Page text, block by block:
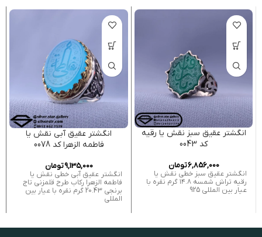
انگشتر عقیق سبز نقش یا رقیه
کد 0043
6,856,000تومان
انگشتر عقیق سبز خطی نقش یا
رقیه تراش شمسه ۱۴.۸ گرم نقره با
عیار بین المللی 925
انگشتر عقیق آبی نقش یا
فاطمه الزهرا کد 0078
9,135,000تومان
انگشتر عقیق آبی خطی نقش یا
فاطمه الزهرا رکاب طرح قلمزنی تاج
برنجی 20.43 گرم نقره با عیار بین
المللی